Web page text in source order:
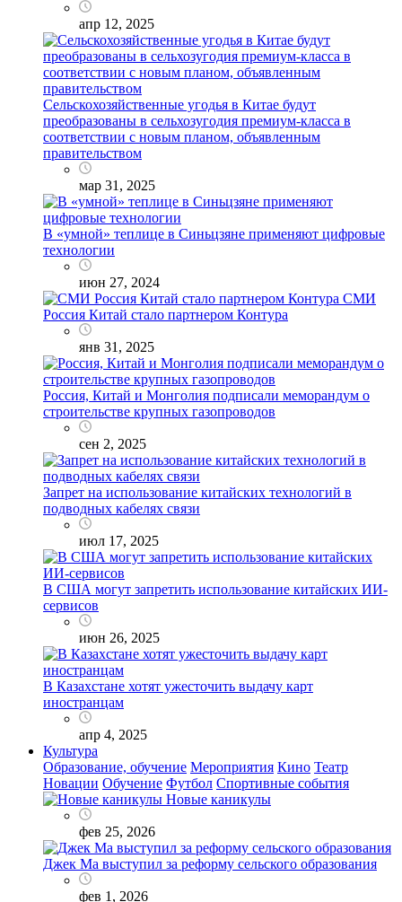
апр 12, 2025
Сельскохозяйственные угодья в Китае будут
преобразованы в сельхозугодия премиум-класса в
соответствии с новым планом, объявленным
правительством
мар 31, 2025
В «умной» теплице в Синьцзяне применяют цифровые
технологии
июн 27, 2024
СМИ
Россия Китай стало партнером Контура
янв 31, 2025
Россия, Китай и Монголия подписали меморандум о
строительстве крупных газопроводов
сен 2, 2025
Запрет на использование китайских технологий в
подводных кабелях связи
июл 17, 2025
В США могут запретить использование китайских ИИ-
сервисов
июн 26, 2025
В Казахстане хотят ужесточить выдачу карт
иностранцам
апр 4, 2025
Культура
Образование, обучение Мероприятия Кино Театр
Новации Обучение Футбол Спортивные события
Новые каникулы
фев 25, 2026
Джек Ма выступил за реформу сельского образования
фев 1, 2026